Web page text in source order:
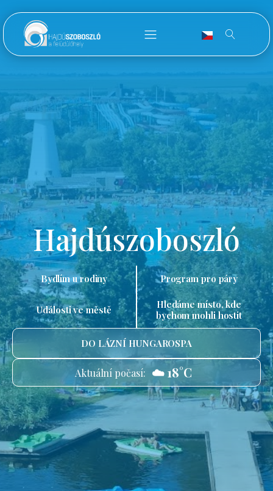
Hajdúszoboszló
Bydlím u rodiny Program pro páry
Události ve městě
Hledáme místo, kde
bychom mohli hostit
DO LÁZNÍ HUNGAROSPA
Aktuální počasí: ☁️ 18°C